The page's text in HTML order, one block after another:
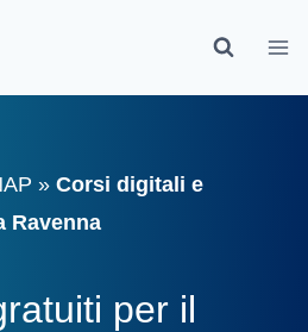
»Corsi digitali e
Ravenna
per il